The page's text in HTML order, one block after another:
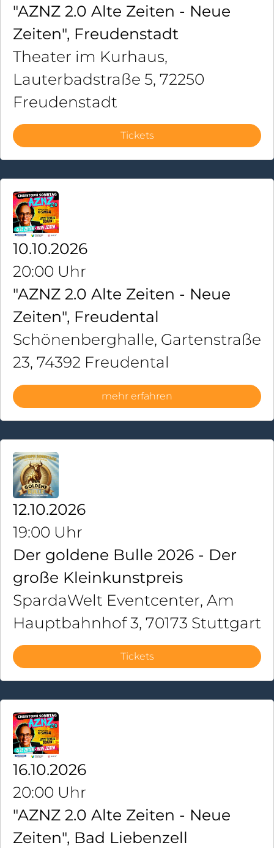
"AZNZ 2.0 Alte Zeiten - Neue
Zeiten", Freudenstadt
Theater im Kurhaus,
Lauterbadstraße 5, 72250
Freudenstadt
Tickets
10.10.2026
20:00 Uhr
"AZNZ 2.0 Alte Zeiten - Neue
Zeiten", Freudental
Schönenberghalle, Gartenstraße
23, 74392 Freudental
mehr erfahren
12.10.2026
19:00 Uhr
Der goldene Bulle 2026 - Der
große Kleinkunstpreis
SpardaWelt Eventcenter, Am
Hauptbahnhof 3, 70173 Stuttgart
Tickets
16.10.2026
20:00 Uhr
"AZNZ 2.0 Alte Zeiten - Neue
Zeiten", Bad Liebenzell